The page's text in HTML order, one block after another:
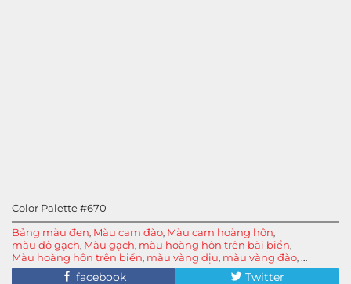
Color Palette #670
Bảng màu đen, Màu cam đào, Màu cam hoàng hôn,
màu đỏ gạch, Màu gạch, màu hoàng hôn trên bãi biển,
Màu hoàng hôn trên biển, màu vàng dịu, màu vàng đào,
Màu Violet
facebook Twitter